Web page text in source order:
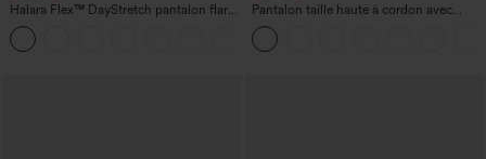
Halara Flex™ DayStretch pantalon flare
de travail, taille mi-haute, poche latérale
zippée
Pantalon taille haute à cordon avec
poches, jambe large et coupe ample,
style décontracté, effet lin